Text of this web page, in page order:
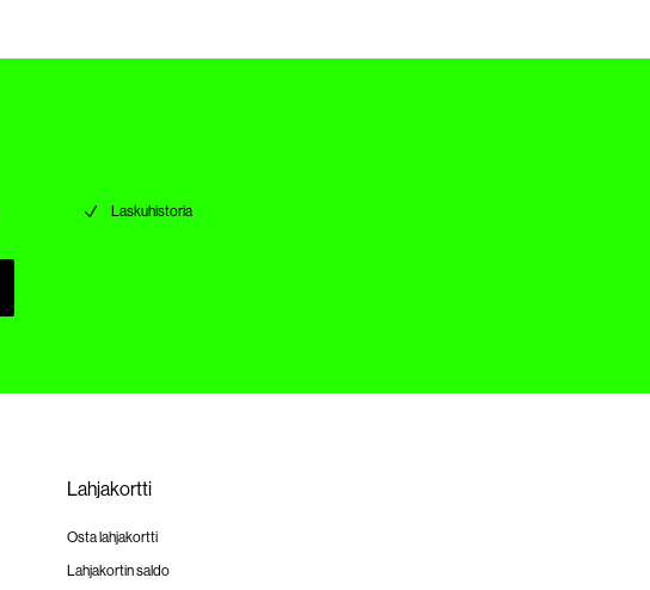
Laskuhistoria
Lahjakortti
Osta lahjakortti
Lahjakortin saldo